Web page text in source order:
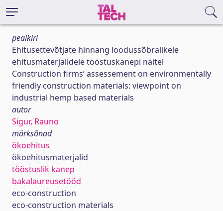
pealkiri
Ehitusettevõtjate hinnang loodussõbralikele
ehitusmaterjalidele tööstuskanepi näitel
Construction firms’ assessement on environmentally
friendly construction materials: viewpoint on
industrial hemp based materials
autor
Sigur, Rauno
märksõnad
ökoehitus
ökoehitusmaterjalid
tööstuslik kanep
bakalaureusetööd
eco-construction
eco-construction materials